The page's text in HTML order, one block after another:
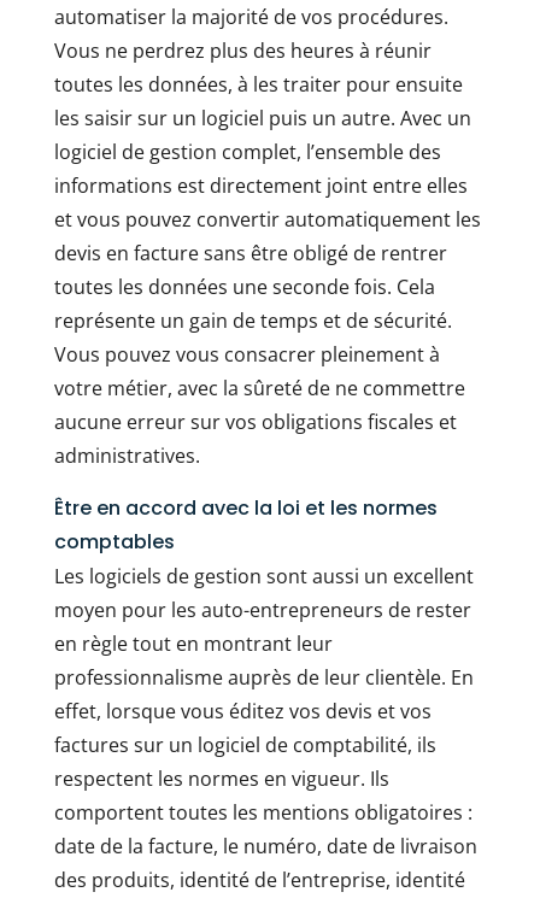
automatiser la majorité de vos procédures.
Vous ne perdrez plus des heures à réunir
toutes les données, à les traiter pour ensuite
les saisir sur un logiciel puis un autre. Avec un
logiciel de gestion complet, l’ensemble des
informations est directement joint entre elles
et vous pouvez convertir automatiquement les
devis en facture sans être obligé de rentrer
toutes les données une seconde fois. Cela
représente un gain de temps et de sécurité.
Vous pouvez vous consacrer pleinement à
votre métier, avec la sûreté de ne commettre
aucune erreur sur vos obligations fiscales et
administratives.
Être en accord avec la loi et les normes
comptables
Les logiciels de gestion sont aussi un excellent
moyen pour les auto-entrepreneurs de rester
en règle tout en montrant leur
professionnalisme auprès de leur clientèle. En
effet, lorsque vous éditez vos devis et vos
factures sur un logiciel de comptabilité, ils
respectent les normes en vigueur. Ils
comportent toutes les mentions obligatoires :
date de la facture, le numéro, date de livraison
des produits, identité de l’entreprise, identité